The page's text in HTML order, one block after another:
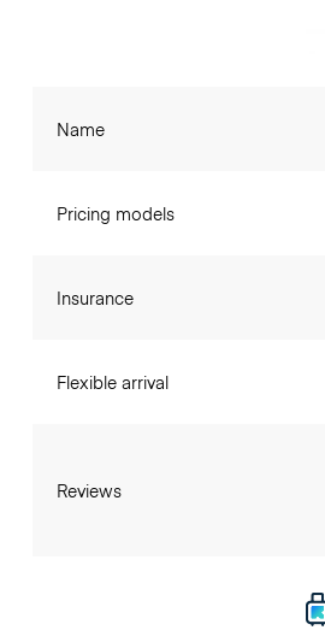
Name
Pricing models
Insurance
Flexible arrival
Reviews